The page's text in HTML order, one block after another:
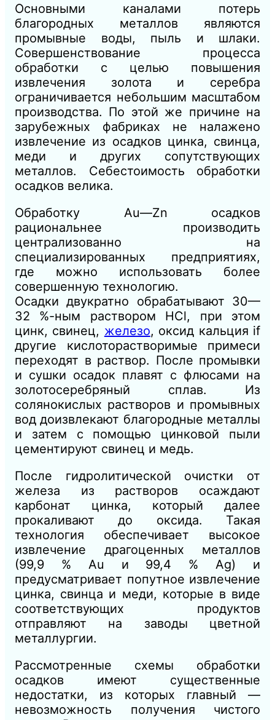
Основными каналами потерь
благородных металлов являются
промывные воды, пыль и шлаки.
Совершенствование процесса
обработки с целью повышения
извлечения золота и серебра
ограничивается небольшим масштабом
производства. По этой же причине на
зарубежных фабриках не налажено
извлечение из осадков цинка, свинца,
меди и других сопутствующих
металлов. Себестоимость обработки
осадков велика.
Обработку Au—Zn осадков
рациональнее производить
централизованно на
специализированных предприятиях,
где можно использовать более
совершенную технологию.
Осадки двукратно обрабатывают 30—
32 %-ным раствором НСl, при этом
цинк, свинец, железо, оксид кальция if
другие кислоторастворимые примеси
переходят в раствор. После промывки
и сушки осадок плавят с флюсами на
золотосеребряный сплав. Из
солянокислых растворов и промывных
вод доизвлекают благородные металлы
и затем с помощью цинковой пыли
цементируют свинец и медь.
После гидролитической очистки от
железа из растворов осаждают
карбонат цинка, который далее
прокаливают до оксида. Такая
технология обеспечивает высокое
извлечение драгоценных металлов
(99,9 % Au и 99,4 % Ag) и
предусматривает попутное извлечение
цинка, свинца и меди, которые в виде
соответствующих продуктов
отправляют на заводы цветной
металлургии.
Рассмотренные схемы обработки
осадков имеют существенные
недостатки, из которых главный —
невозможность получения чистого